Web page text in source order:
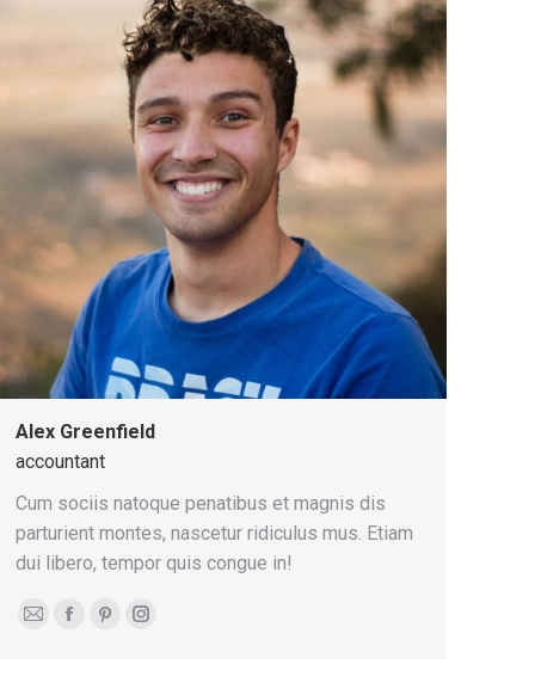
Alex Greenfield
accountant
Cum sociis natoque penatibus et magnis dis
parturient montes, nascetur ridiculus mus. Etiam
dui libero, tempor quis congue in!
E-
Facebook
PinterestInstagram